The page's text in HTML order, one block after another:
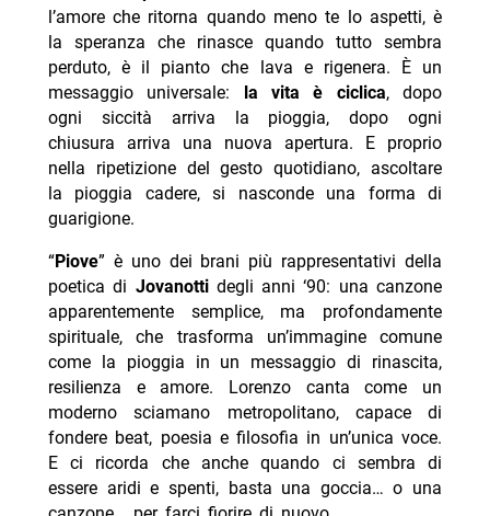
l’amore che ritorna quando meno te lo aspetti, è
la speranza che rinasce quando tutto sembra
perduto, è il pianto che lava e rigenera. È un
messaggio universale:
la vita è ciclica, dopo
ogni siccità arriva la pioggia, dopo ogni
chiusura arriva una nuova apertura. E proprio
nella ripetizione del gesto quotidiano, ascoltare
la pioggia cadere, si nasconde una forma di
guarigione.
“Piove” è uno dei brani più rappresentativi della
poetica di Jovanottidegli anni ‘90: una canzone
apparentemente semplice, ma profondamente
spirituale, che trasforma un’immagine comune
come la pioggia in un messaggio di rinascita,
resilienza e amore. Lorenzo canta come un
moderno sciamano metropolitano, capace di
fondere beat, poesia e filosofia in un’unica voce.
E ci ricorda che anche quando ci sembra di
essere aridi e spenti, basta una goccia… o una